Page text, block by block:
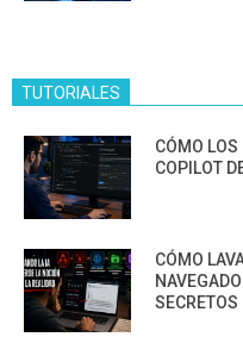
TUTORIALES
CÓMO
COPILOT
CÓMO
SECRETOS